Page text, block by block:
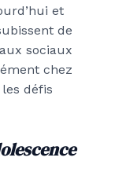
et
de
sociaux
chez
défis